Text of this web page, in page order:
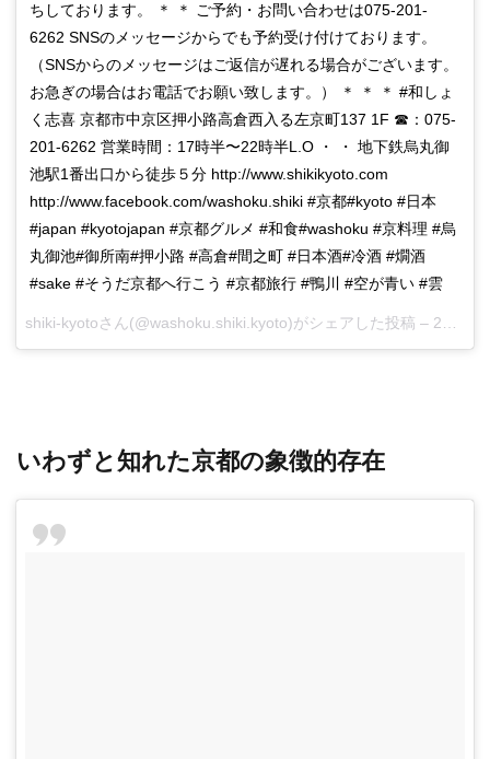
ちしております。 ＊ ＊ ご予約・お問い合わせは075-201-
6262 SNSのメッセージからでも予約受け付けております。
（SNSからのメッセージはご返信が遅れる場合がございます。
お急ぎの場合はお電話でお願い致します。） ＊ ＊ ＊ #和しょ
く志喜 京都市中京区押小路高倉西入る左京町137 1F ☎︎：075-
201-6262 営業時間：17時半〜22時半L.O ・ ・ 地下鉄烏丸御
池駅1番出口から徒歩５分 http://www.shikikyoto.com
http://www.facebook.com/washoku.shiki #京都#kyoto #日本
#japan #kyotojapan #京都グルメ #和食#washoku #京料理 #烏
丸御池#御所南#押小路 #高倉#間之町 #日本酒#冷酒 #燗酒
#sake #そうだ京都へ行こう #京都旅行 #鴨川 #空が青い #雲
shiki-kyotoさん(@washoku.shiki.kyoto)がシェアした投稿 – 2月 6, 2018 at 8:56午後 PST
いわずと知れた京都の象徴的存在